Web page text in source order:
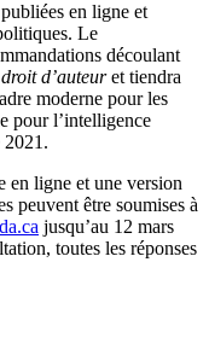
en ligne et
Le
découlant
d’auteuret tiendra
moderne pour les
pour l’intelligence
2021.
en ligne et une version
peuvent être soumises à
jusqu’au 12 mars
toutes les réponses